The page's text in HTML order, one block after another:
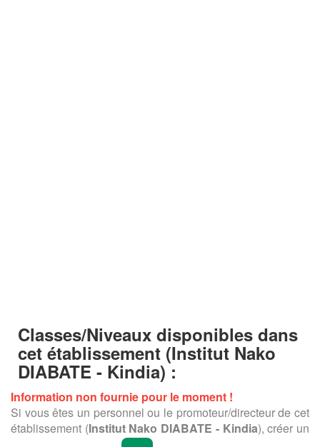
Classes/Niveaux disponibles dans
cet établissement (Institut Nako
DIABATE - Kindia) :
Information non fournie pour le moment !
Si vous êtes un personnel ou le promoteur/directeur de cet
établissement (Institut Nako DIABATE - Kindia), créer un